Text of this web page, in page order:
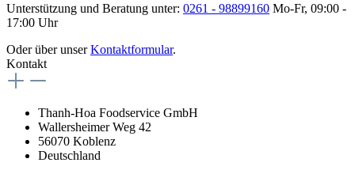
Unterstützung und Beratung unter: 0261 - 98899160 Mo-Fr, 09:00 -
17:00 Uhr
Oder über unserKontaktformular.
Kontakt
Thanh-Hoa Foodservice GmbH
Wallersheimer Weg 42
56070 Koblenz
Deutschland